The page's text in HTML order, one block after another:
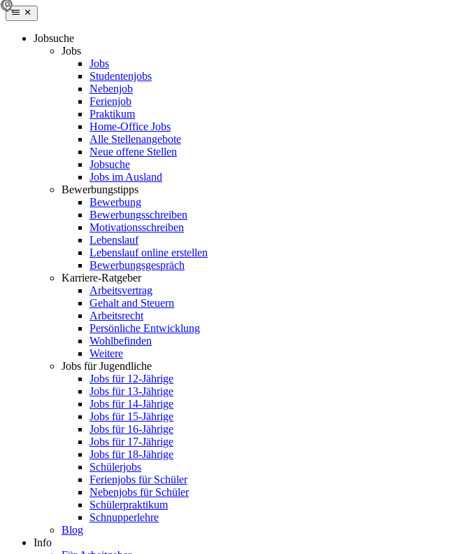
Jobsuche
Jobs
Jobs
Studentenjobs
Nebenjob
Ferienjob
Praktikum
Home-Office Jobs
Alle Stellenangebote
Neue offene Stellen
Jobsuche
Jobs im Ausland
Bewerbungstipps
Bewerbung
Bewerbungsschreiben
Motivationsschreiben
Lebenslauf
Lebenslauf online erstellen
Bewerbungsgespräch
Karriere-Ratgeber
Arbeitsvertrag
Gehalt and Steuern
Arbeitsrecht
Persönliche Entwicklung
Wohlbefinden
Weitere
Jobs für Jugendliche
Jobs für 12-Jährige
Jobs für 13-Jährige
Jobs für 14-Jährige
Jobs für 15-Jährige
Jobs für 16-Jährige
Jobs für 17-Jährige
Jobs für 18-Jährige
Schülerjobs
Ferienjobs für Schüler
Nebenjobs für Schüler
Schülerpraktikum
Schnupperlehre
Blog
Info